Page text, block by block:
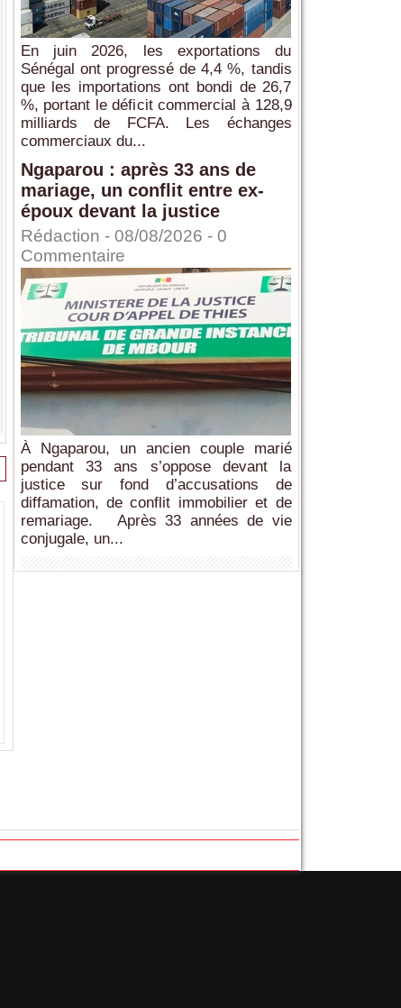
En juin 2026, les exportations du
Sénégal ont progressé de 4,4 %, tandis
que les importations ont bondi de 26,7
%, portant le déficit commercial à 128,9
milliards de FCFA. Les échanges
commerciaux du...
Ngaparou : après 33 ans de
mariage, un conflit entre ex-
époux devant la justice
Rédaction - 08/08/2026 - 0
Commentaire
À Ngaparou, un ancien couple marié
pendant 33 ans s’oppose devant la
justice sur fond d’accusations de
diffamation, de conflit immobilier et de
remariage. Après 33 années de vie
conjugale, un...